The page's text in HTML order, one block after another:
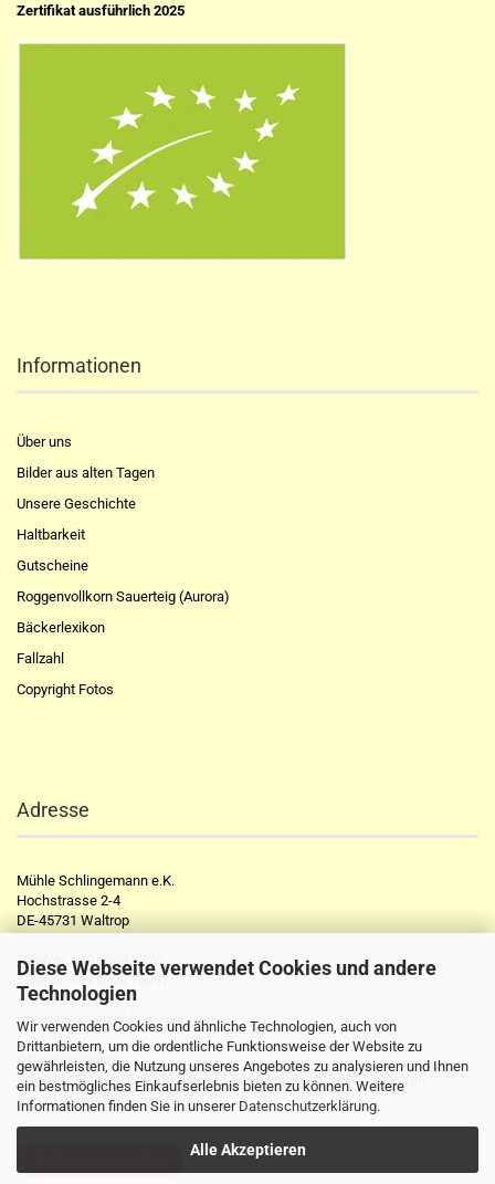
Diese Webseite verwendet Cookies und andere
Technologien
Wir verwenden Cookies und ähnliche Technologien, auch von
Drittanbietern, um die ordentliche Funktionsweise der Website zu
gewährleisten, die Nutzung unseres Angebotes zu analysieren und Ihnen
ein bestmögliches Einkaufserlebnis bieten zu können. Weitere
Informationen finden Sie in unserer Datenschutzerklärung.
Alle Akzeptieren
Zertifikat ausführlich 2025
Informationen
Über uns
Bilder aus alten Tagen
Unsere Geschichte
Haltbarkeit
Gutscheine
Roggenvollkorn Sauerteig (Aurora)
Bäckerlexikon
Fallzahl
Copyright Fotos
Adresse
Mühle Schlingemann e.K.
Hochstrasse 2-4
DE-45731 Waltrop
Telefon: +49 2309 2776
Telefax: +49 2309 72297
mail@muehle-schlingemann.de
Öffnungszeiten:
Montag - Freitag von 8.00 Uhr - 13.00 Uhr und von 14.00 - 18.00Uhr
Samstag von 8.00 Uhr - 13.00 Uhr